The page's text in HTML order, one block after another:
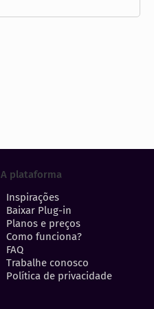
A plataforma
Inspirações
Baixar Plug-in
Planos e preços
Como funciona?
FAQ
Trabalhe conosco
Política de privacidade